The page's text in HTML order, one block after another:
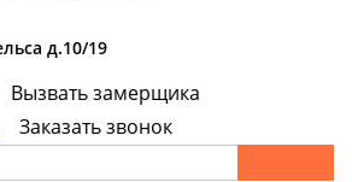
д.10/19
Вызвать замерщика
Заказать звонок